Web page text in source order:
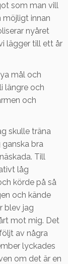
som man vill
innan
nyåret
lägger till ett år
mål och
längre och
och
skulle träna
bra
Till
låg
körde på så
och kände
blev jag
mot mig. Det
av några
lyckades
om det är en